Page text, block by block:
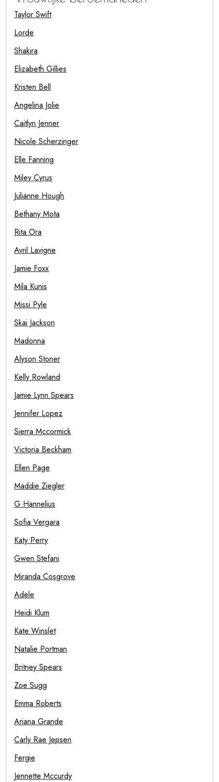
Taylor Swift
Lorde
Shakira
Elizabeth Gillies
Kristen Bell
Angelina Jolie
Caitlyn Jenner
Nicole Scherzinger
Elle Fanning
Miley Cyrus
Julianne Hough
Bethany Mota
Rita Ora
Avril Lavigne
Jamie Foxx
Mila Kunis
Missi Pyle
Skai Jackson
Madonna
Alyson Stoner
Kelly Rowland
Jamie Lynn Spears
Jennifer Lopez
Sierra Mccormick
Victoria Beckham
Ellen Page
Maddie Ziegler
G Hannelius
Sofia Vergara
Katy Perry
Gwen Stefani
Miranda Cosgrove
Adele
Heidi Klum
Kate Winslet
Natalie Portman
Britney Spears
Zoe Sugg
Emma Roberts
Ariana Grande
Carly Rae Jepsen
Fergie
Jennette Mccurdy